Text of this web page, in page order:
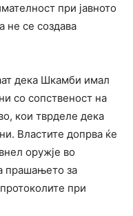
при јавното
не се создава
дека Шкамби имал
со сопственост на
кои тврделе дека
Властите допрва ќе
оружје во
прашањето за
при